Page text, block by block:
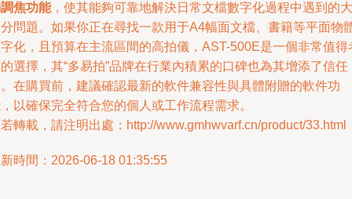
焦功能，使其能夠可靠地解決日常文檔數字化過程中遇到的大
問題。如果你正在尋找一款用于A4幅面文檔、書籍等平面物
化，且預算在主流區間的高拍儀，AST-500E是一個非常值得
選擇，其“多易拍”品牌在行業內積累的口碑也為其增添了信任
在購買前，建議確認最新的軟件兼容性與具體附贈的軟件功
以確保完全符合您的個人或工作流程需求。
轉載，請注明出處：http://www.gmhwvarf.cn/product/33.html
時間：2026-06-18 01:35:55